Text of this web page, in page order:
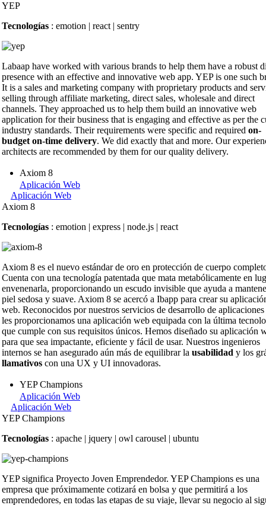
YEP
Tecnologías : emotion | react | sentry
Labaap have worked with various brands to help them have a robust
presence with an effective and innovative web app. YEP is one such
It is a sales and marketing company with proprietary products and
selling through affiliate marketing, direct sales, wholesale and direct
channels. They approached us to help them build an innovative web
application for their business that is engaging and effective as per the
industry standards. Their requirements were specific and required on-
budget on-time delivery. We did exactly that and more. Our
architects are recommended by them for our quality delivery.
Axiom 8
Aplicación Web
Aplicación Web
Axiom 8
Tecnologías : emotion | express | node.js | react
Axiom 8 es el nuevo estándar de oro en protección de cuerpo
Cuenta con una tecnología patentada que mata metabólicamente en
envenenarla, proporcionando un escudo invisible que ayuda a
piel sedosa y suave. Axiom 8 se acercó a Ibapp para crear su
web. Reconocidos por nuestros servicios de desarrollo de
les proporcionamos una aplicación web equipada con la última
que cumple con sus requisitos únicos. Hemos diseñado su aplicación
para que sea impactante, eficiente y fácil de usar. Nuestros ingenieros
internos se han asegurado aún más de equilibrar la usabilidad y los
llamativos con una UX y UI innovadoras.
YEP Champions
Aplicación Web
Aplicación Web
YEP Champions
Tecnologías : apache | jquery | owl carousel | ubuntu
YEP significa Proyecto Joven Emprendedor. YEP Champions es una
empresa que próximamente cotizará en bolsa y que permitirá a los
emprendedores, en todas las etapas de su viaje, llevar su negocio al